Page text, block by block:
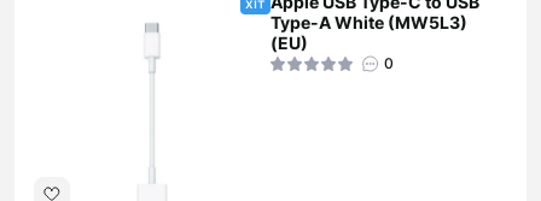
Type-A White (MW5L3)
(EU)
0